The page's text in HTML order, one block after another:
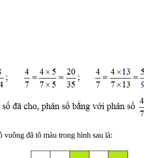
vuông đã tô màu trong hình sau là: